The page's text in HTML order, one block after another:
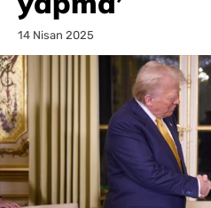
14 Nisan 2025